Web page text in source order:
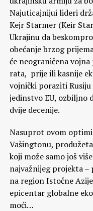
Najuticajnijui lideri
Kejr Starmer (Keir
Ukrajinu da
obećanje brzog
će neograničena
rata, prije ili kasnije
vojnički poraziti
jedinstvo EU, ozbiljno
dvije decenije.
Nasuprot ovom
Vašingtonu,
koji može samo još
najvažnijeg projekta
na region Istočne
epicentar globalne
moći…